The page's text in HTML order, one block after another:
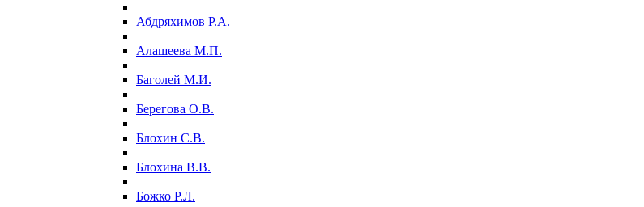
Абдряхимов Р.А.
Алашеева М.П.
Баголей М.И.
Берегова О.В.
Блохин С.В.
Блохина В.В.
Божко Р.Л.